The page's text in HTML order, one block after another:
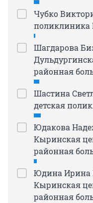
Чубко
поликлиника
Шагдарова
районная
Шастина
детская
Юдакова
Кыринская
районная
Юдина Ирина
Кыринская
районная